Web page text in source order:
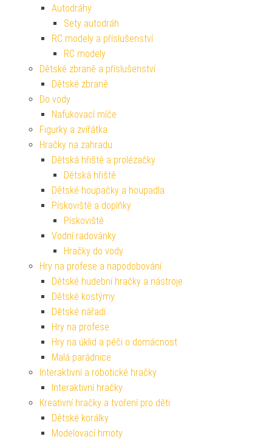
Autodráhy
Sety autodráh
RC modely a příslušenství
RC modely
Dětské zbraně a příslušenství
Dětské zbraně
Do vody
Nafukovací míče
Figurky a zvířátka
Hračky na zahradu
Dětská hřiště a prolézačky
Dětská hřiště
Dětské houpačky a houpadla
Pískoviště a doplňky
Pískoviště
Vodní radovánky
Hračky do vody
Hry na profese a napodobování
Dětské hudební hračky a nástroje
Dětské kostýmy
Dětské nářadí
Hry na profese
Hry na úklid a péči o domácnost
Malá parádnice
Interaktivní a robotické hračky
Interaktivní hračky
Kreativní hračky a tvoření pro děti
Dětské korálky
Modelovací hmoty